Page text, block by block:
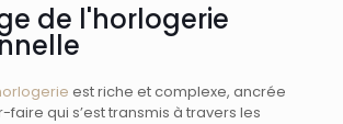
de l'horlogerie
est riche et complexe, ancrée
faire qui s’est transmis à travers les